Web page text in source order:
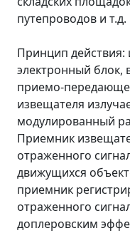
путепроводов и т.д.
Принцип
электронный блок,
приемо-
извещателя
модулированный
Приемник
отраженного
движущихся
приемник
отраженного
доплеровским